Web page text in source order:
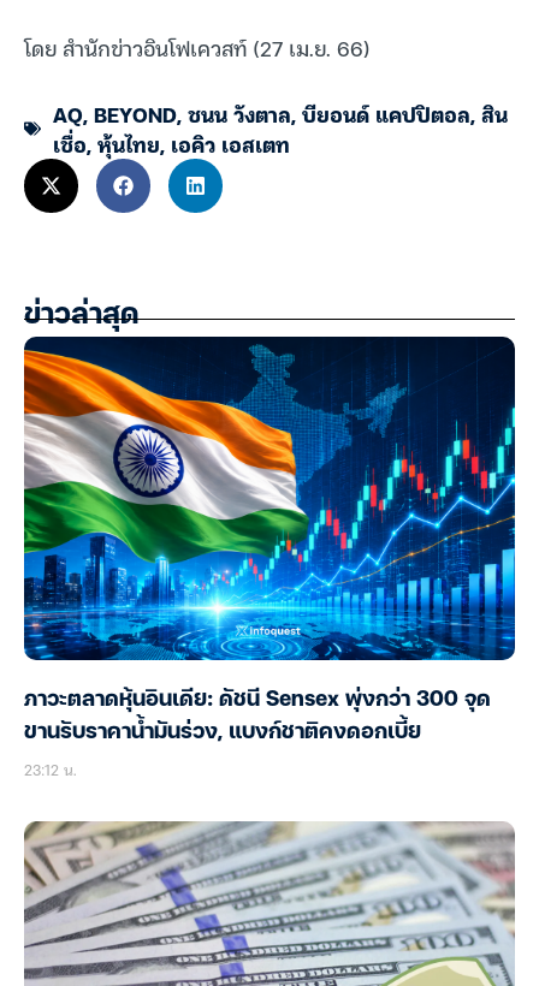
โดย สำนักข่าวอินโฟเควสท์ (27 เม.ย. 66)
AQ,BEYOND,ชนน วังตาล,บียอนด์ แคปปิตอล,สิน
เชื่อ,หุ้นไทย, เอคิว เอสเตท
ข่าวล่าสุด
ภาวะตลาดหุ้นอินเดีย: ดัชนี Sensex พุ่งกว่า 300 จุด
ขานรับราคาน้ำมันร่วง, แบงก์ชาติคงดอกเบี้ย
23:12 น.